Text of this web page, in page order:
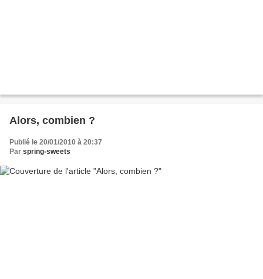
Alors, combien ?
Publié le 20/01/2010 à 20:37
Par spring-sweets